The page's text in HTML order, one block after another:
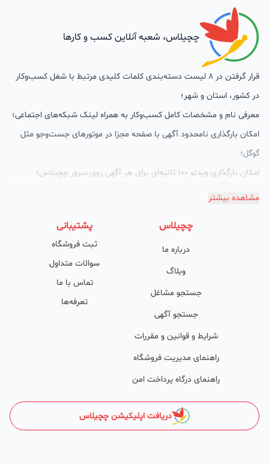
چچیلاس، شعبه آنلاین کسب و کارها
قرار گرفتن در 8 لیست دسته‌بندی کلمات کلیدی مرتبط با شغل کسب‌وکار
در کشور، استان و شهر؛
معرفی نام و مشخصات کامل کسب‌وکار به همراه لینک شبکه‌های اجتماعی؛
امکان بارگذاری نامحدود آگهی با صفحه مجزا در موتورهای جست‌وجو مثل
گوگل؛
امکان بارگذاری ویدئو 100 ثانیه‌ای برای هر آگهی روی سرور چچیلاس؛
گالری تصاویر محصول؛
پشتیبانی حرفه‌ای را هم به سبد خدماتش اضافه کرده است. چچیلاس با
امکان پشتیبان اختصاصی به محض ورود هر کسب‌وکار، نظارت، تحلیل
وکمک پشتیبان‌ها در تولید محتوا و سئونویسی به کسب‌وکارها شرایط را
طوری فراهم کرده که تا الان کسب‌وکارهای فعال در چچیلاس با کلمات
کلیدی بسیار خوبی رتبه دریافت کرده و بازخورد‌های بسیار خوبی گرفته‌اند.
معرفی کنند؟
در واقع میتوان گفت تمامی کسب و کارهای مجاز در ایران و آنهایی که
مشاهده بیشتر
چچیلاس
درباره ما
وبلاگ
جستجو مشاغل
جستجو آگهی
شرایط و قوانین و مقررات
راهنمای مدیریت فروشگاه
راهنمای درگاه پرداخت امن
پشتیبانی
ثبت فروشگاه
سوالات متداول
تماس با ما
تعرفه‌ها
دریافت اپلیکیشن چچیلاس